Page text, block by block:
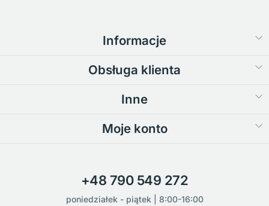
Informacje
Obsługa klienta
Inne
Moje konto
+48 790 549 272
poniedziałek - piątek | 8:00-16:00